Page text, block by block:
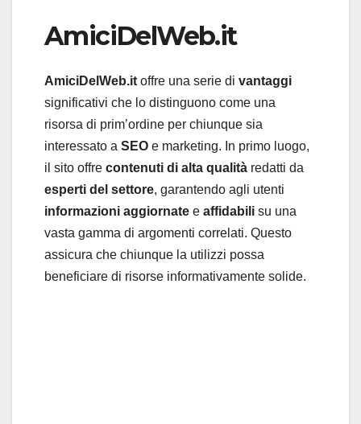
AmiciDelWeb.it
AmiciDelWeb.it offre una serie di vantaggi
significativi che lo distinguono come una
risorsa di prim’ordine per chiunque sia
interessato a SEO e marketing. In primo luogo,
il sito offre contenuti di alta qualità redatti da
esperti del settore, garantendo agli utenti
informazioni aggiornate e affidabili su una
vasta gamma di argomenti correlati. Questo
assicura che chiunque la utilizzi possa
beneficiare di risorse informativamente solide.